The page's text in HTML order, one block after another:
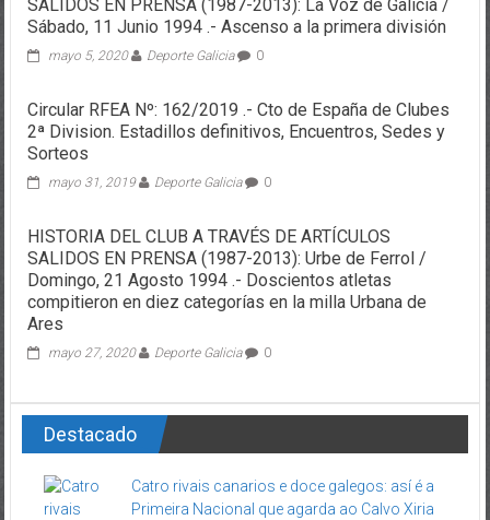
SALIDOS EN PRENSA (1987-2013): La Voz de Galicia /
Sábado, 11 Junio 1994 .- Ascenso a la primera división
mayo 5, 2020 Deporte Galicia 0
Circular RFEA Nº: 162/2019 .- Cto de España de Clubes
2ª Division. Estadillos definitivos, Encuentros, Sedes y
Sorteos
mayo 31, 2019 Deporte Galicia 0
HISTORIA DEL CLUB A TRAVÉS DE ARTÍCULOS
SALIDOS EN PRENSA (1987-2013): Urbe de Ferrol /
Domingo, 21 Agosto 1994 .- Doscientos atletas
compitieron en diez categorías en la milla Urbana de
Ares
mayo 27, 2020 Deporte Galicia 0
Destacado
Catro rivais canarios e doce galegos: así é a
Primeira Nacional que agarda ao Calvo Xiria